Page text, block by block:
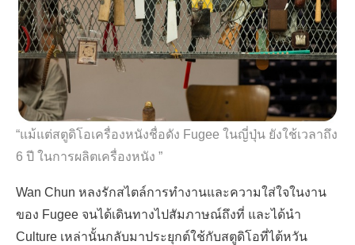
“แม้แต่สตูดิโอเครื่องหนังชื่อดัง Fugee ในญี่ปุ่น ยังใช้เวลาถึง
6 ปี ในการผลิตเครื่องหนัง ”
Wan Chun หลงรักสไตล์การทำงานและความใส่ใจในงาน
ของ Fugee จนได้เดินทางไปสัมภาษณ์ถึงที่ และได้นำ
Culture เหล่านั้นกลับมาประยุกต์ใช้กับสตูดิโอที่ไต้หวัน